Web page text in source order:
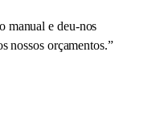
manual e deu-nos
nossos orçamentos.”